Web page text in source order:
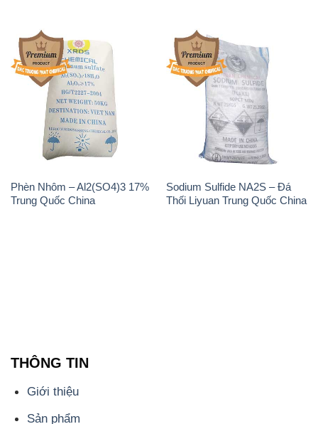
Phèn Nhôm – Al2(SO4)3 17%
Trung Quốc China
Sodium Sulfide NA2S – Đá
Thối Liyuan Trung Quốc China
THÔNG TIN
Giới thiệu
Sản phẩm